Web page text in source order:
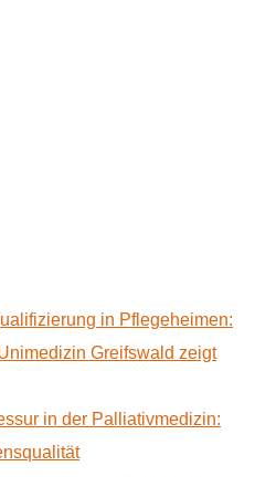
in Pflegeheimen:
Greifswald zeigt
in der Palliativmedizin: